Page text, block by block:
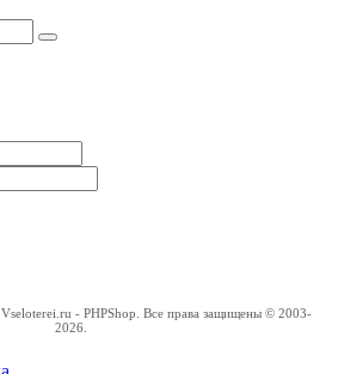
Vseloterei.ru - PHPShop. Все права защищены © 2003-
2026.